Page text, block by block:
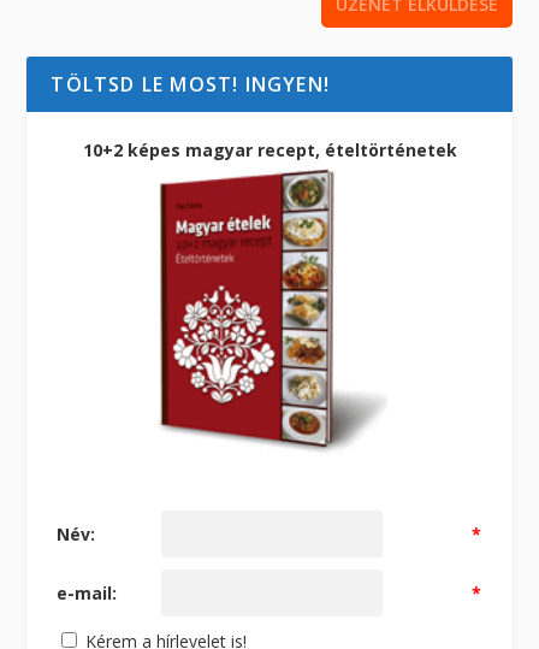
TÖLTSD LE MOST! INGYEN!
10+2 képes magyar recept, ételtörténetek
Név: *
e-mail: *
Kérem a hírlevelet is!